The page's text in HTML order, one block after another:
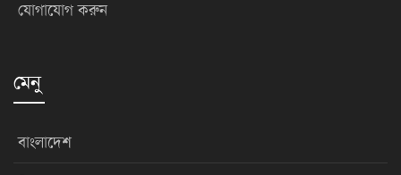
যোগাযোগ করুন
মেনু
বাংলাদেশ